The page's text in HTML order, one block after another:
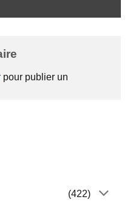
pour publier un
(422)